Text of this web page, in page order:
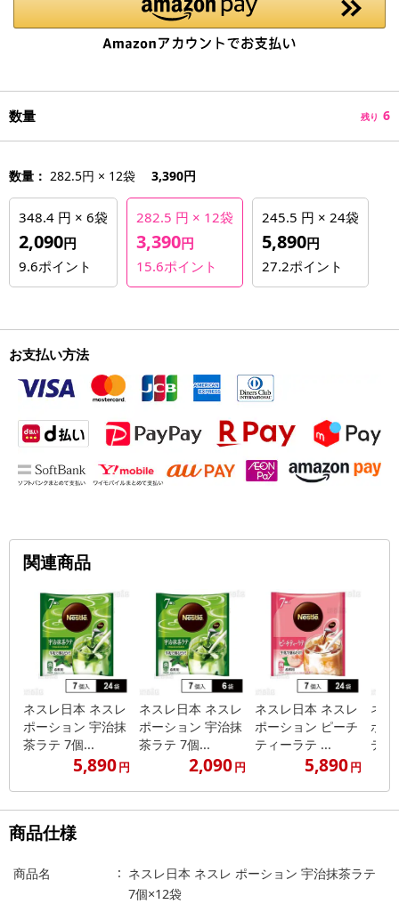
数量 残り 6
数量： 282.5円 × 12袋 3,390円
348.4 円 × 6袋
2,090円
9.6ポイント
282.5 円 × 12袋
3,390円
15.6ポイント
245.5 円 × 24袋
5,890円
27.2ポイント
お支払い方法
関連商品
ネスレ日本 ネスレ
ポーション 宇治抹
茶ラテ 7個...
5,890円
ネスレ日本 ネスレ
ポーション 宇治抹
茶ラテ 7個...
2,090円
ネスレ日本 ネスレ
ポーション ピーチ
ティーラテ ...
5,890円
ネ
ポー
テ
商品仕様
商品名
ネスレ日本 ネスレ ポーション 宇治抹茶ラテ
7個×12袋